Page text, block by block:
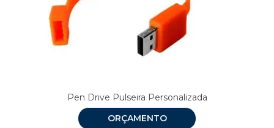
Pen Drive Pulseira Personalizada
ORÇAMENTO